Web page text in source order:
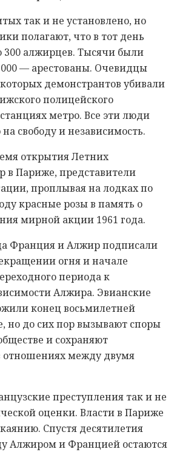
так и не установлено, но
полагают, что в тот день
300 алжирцев. Тысячи были
— арестованы. Очевидцы
демонстрантов убивали
полицейского
метро. Все эти люди
свободу и независимость.
открытия Летних
в Париже, представители
проплывая на лодках по
красные розы в память о
мирной акции 1961 года.
Франция и Алжир подписали
огня и начале
периода к
Алжира. Эвианские
конец восьмилетней
но до сих пор вызывают споры
и сохраняют
отношениях между двумя
преступления так и не
оценки. Власти в Париже
Спустя десятилетия
Алжиром и Францией остаются